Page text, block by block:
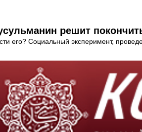
решит
его? Социальный эксперимент,